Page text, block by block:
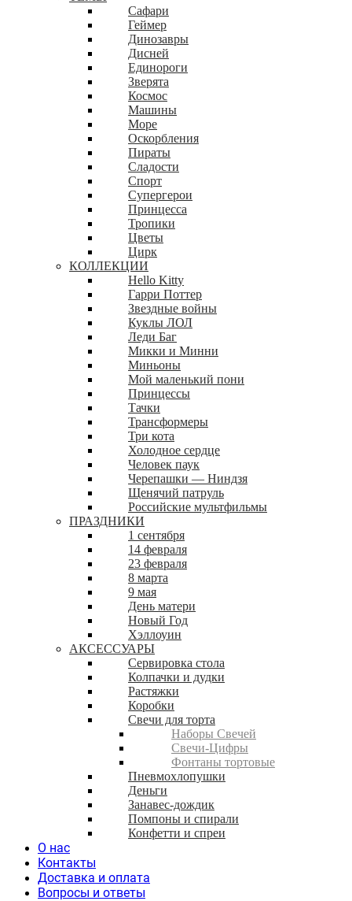
Сафари
Геймер
Динозавры
Дисней
Единороги
Зверята
Космос
Машины
Море
Оскорбления
Пираты
Сладости
Спорт
Супергерои
Принцесса
Тропики
Цветы
Цирк
КОЛЛЕКЦИИ
Hello Kitty
Гарри Поттер
Звездные войны
Куклы ЛОЛ
Леди Баг
Микки и Минни
Миньоны
Мой маленький пони
Принцессы
Тачки
Трансформеры
Три кота
Холодное сердце
Человек паук
Черепашки — Ниндзя
Щенячий патруль
Российские мультфильмы
ПРАЗДНИКИ
1 сентября
14 февраля
23 февраля
8 марта
9 мая
День матери
Новый Год
Хэллоуин
АКСЕССУАРЫ
Сервировка стола
Колпачки и дудки
Растяжки
Коробки
Свечи для торта
Наборы Свечей
Свечи-Цифры
Фонтаны тортовые
Пневмохлопушки
Деньги
Занавес-дождик
Помпоны и спирали
Конфетти и спреи
О нас
Контакты
Доставка и оплата
Вопросы и ответы